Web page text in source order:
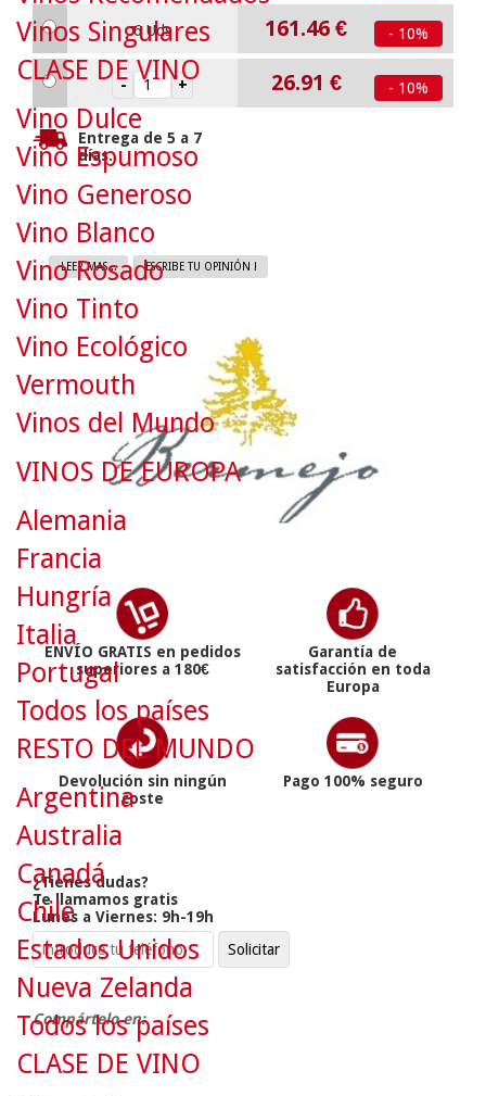
6 Uds 161.46 € - 10%
26.91 € - 10%
Entrega de 5 a 7
días.
LEER MAS... ESCRIBE TU OPINIÓN !
ENVÍO GRATIS en pedidos
superiores a 180€
Garantía de
satisfacción en toda
Europa
Devolución sin ningún
coste
Pago 100% seguro
¿Tienes dudas?
Te llamamos gratis
Lunes a Viernes: 9h-19h
Compártelo en:
Vinos Singulares
CLASE DE VINO
Vino Dulce
Vino Espumoso
Vino Generoso
Vino Blanco
Vino Rosado
Vino Tinto
Vino Ecológico
Vermouth
Vinos del Mundo
VINOS DE EUROPA
Alemania
Francia
Hungría
Italia
Portugal
Todos los países
RESTO DEL MUNDO
Argentina
Australia
Canadá
Chile
Estados Unidos
Nueva Zelanda
Todos los países
CLASE DE VINO